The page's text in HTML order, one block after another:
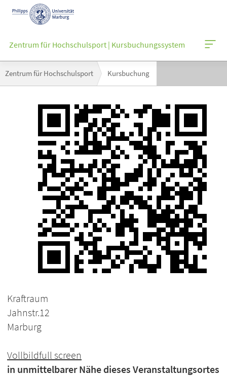
Navigation
Zentrum für Hochschulsport | Kursbuchungssystem
Navigation
Zentrum für Hochschulsport Kursbuchung
Kraftraum
Jahnstr.12
Marburg
Vollbildfull screen
in unmittelbarer Nähe dieses Veranstaltungsortes